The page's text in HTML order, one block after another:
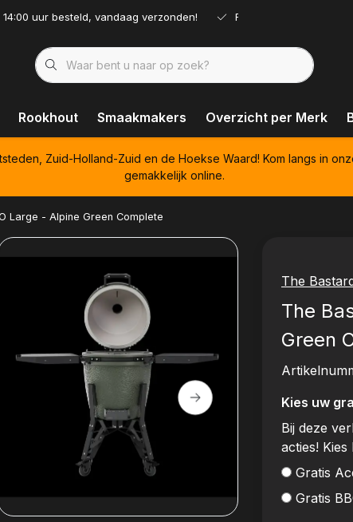
14:00 uur besteld, vandaag verzonden! Ruim assortiment!
Rookhout Smaakmakers Overzicht per Merk
Zuid-Holland-Zuid en de Hoekse Waard! Kom langs in
gemakkelijk online.
Large - Alpine Green Complete
The
The
Green
Kies uw
Bij deze
acties!
Gratis
Gratis